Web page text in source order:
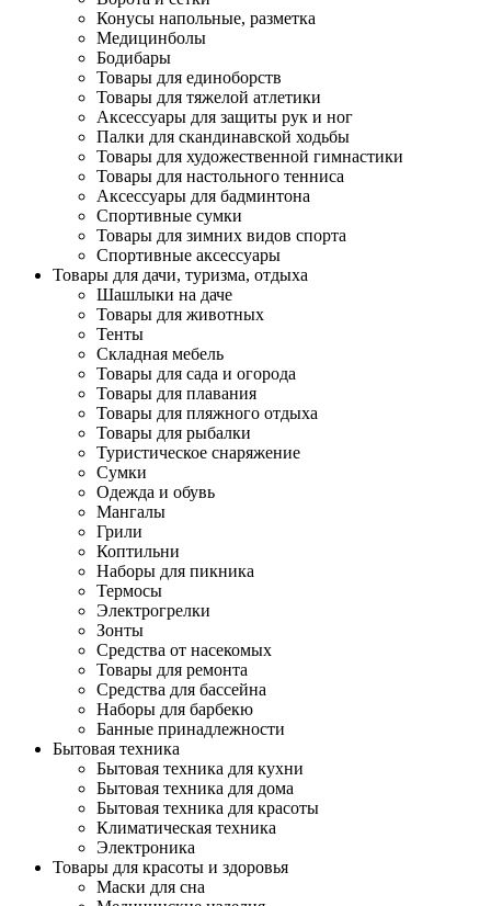
Конусы напольные, разметка
Медицинболы
Бодибары
Товары для единоборств
Товары для тяжелой атлетики
Аксессуары для защиты рук и ног
Палки для скандинавской ходьбы
Товары для художественной гимнастики
Товары для настольного тенниса
Аксессуары для бадминтона
Спортивные сумки
Товары для зимних видов спорта
Спортивные аксессуары
Товары для дачи, туризма, отдыха
Шашлыки на даче
Товары для животных
Тенты
Складная мебель
Товары для сада и огорода
Товары для плавания
Товары для пляжного отдыха
Товары для рыбалки
Туристическое снаряжение
Сумки
Одежда и обувь
Мангалы
Грили
Коптильни
Наборы для пикника
Термосы
Электрогрелки
Зонты
Средства от насекомых
Товары для ремонта
Средства для бассейна
Наборы для барбекю
Банные принадлежности
Бытовая техника
Бытовая техника для кухни
Бытовая техника для дома
Бытовая техника для красоты
Климатическая техника
Электроника
Товары для красоты и здоровья
Маски для сна